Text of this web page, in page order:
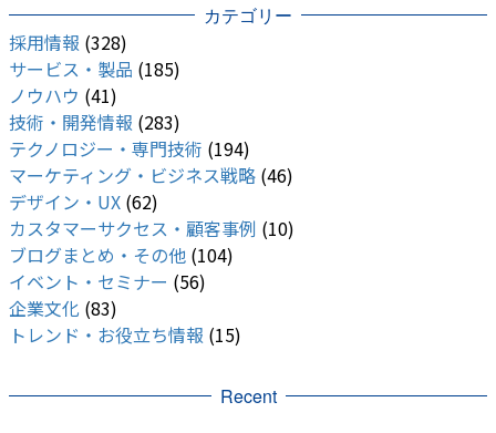
カテゴリー
採用情報 (328)
サービス・製品 (185)
ノウハウ (41)
技術・開発情報 (283)
テクノロジー・専門技術 (194)
マーケティング・ビジネス戦略 (46)
デザイン・UX (62)
カスタマーサクセス・顧客事例 (10)
ブログまとめ・その他 (104)
イベント・セミナー (56)
企業文化 (83)
トレンド・お役立ち情報 (15)
Recent